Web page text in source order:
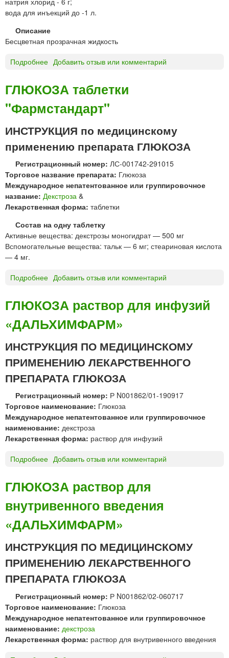
вода для инъекций до -1 л.
Описание
Бесцветная прозрачная жидкость
Подробнее
и
с
о
л
ь
р
а
т
в
о
р
д
л
я
и
й
"
К
у
р
с
к
а
я
б
и
о
ф
и
к
а
"
Добавить отзыв или комментарий
ГЛЮКОЗА таблетки
"Фармстандарт"
ИНСТРУКЦИЯ по медицинскому
применению препарата ГЛЮКОЗА
Регистрационный номер: ЛС-001742-291015
Торговое название препарата: Глюкоза
Международное непатентованное или группировочное
название: Декстроза &
Лекарственная форма: таблетки
Состав на одну таблетку
Активные вещества: декстрозы моногидрат — 500 мг
Вспомогательные вещества: тальк — 6 мг; стеариновая кислота
— 4 мг.
Подробнее
Л
Ю
К
О
З
А
т
а
б
л
е
т
к
и
Ф
р
м
с
а
д
а
р
т
Добавить отзыв или комментарий
ГЛЮКОЗА раствор для инфузий
«ДАЛЬХИМФАРМ»
ИНСТРУКЦИЯ ПО МЕДИЦИНСКОМУ
ПРИМЕНЕНИЮ ЛЕКАРСТВЕННОГО
ПРЕПАРАТА ГЛЮКОЗА
Регистрационный номер: Р N001862/01-190917
Торговое наименование: Глюкоза
Международное непатентованное или группировочное
наименование: декстроза
Лекарственная форма: раствор для инфузий
Подробнее
Л
Ю
К
О
З
р
с
т
о
р
д
л
я
Добавить отзыв или комментарий
ГЛЮКОЗА раствор для
внутривенного введения
«ДАЛЬХИМФАРМ»
ИНСТРУКЦИЯ ПО МЕДИЦИНСКОМУ
ПРИМЕНЕНИЮ ЛЕКАРСТВЕННОГО
ПРЕПАРАТА ГЛЮКОЗА
Регистрационный номер: Р N001862/02-060717
Торговое наименование: Глюкоза
Международное непатентованное или группировочное
наименование: декстроза
Лекарственная форма: раствор для внутривенного введения